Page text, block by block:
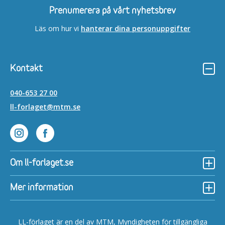
Prenumerera på vårt nyhetsbrev
Läs om hur vi hanterar dina personuppgifter
Kontakt
040-653 27 00
ll-forlaget@mtm.se
Lättläst på Instagram
Om ll-forlaget.se
Mer information
LL-förlaget är en del av MTM, Myndigheten för tillgängliga